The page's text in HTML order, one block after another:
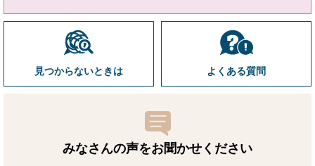
見つからないときは よくある質問
みなさんの声をお聞かせ ください